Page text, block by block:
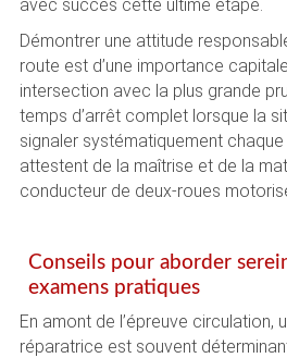
avec succès cette ultime étape.
Démontrer une attitude
route est d’une importance
intersection avec la plus grande
temps d’arrêt complet lorsque la
signaler systématiquement
attestent de la maîtrise et de la
conducteur de deux-roues
Conseils pour aborder
examens pratiques
En amont de l’épreuve circulation,
réparatrice est souvent